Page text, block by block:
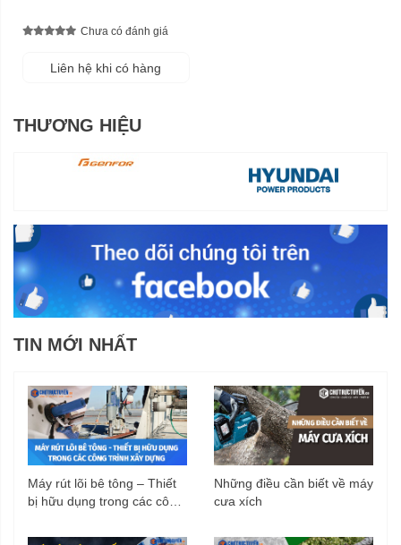
Chưa có đánh giá
Liên hệ khi có hàng
THƯƠNG HIỆU
TIN MỚI NHẤT
Máy rút lõi bê tông – Thiết
bị hữu dụng trong các công
Những điều cần biết về máy
cưa xích